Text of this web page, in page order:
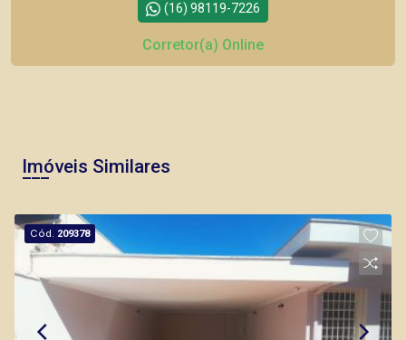
(16) 98119-7226
Corretor(a) Online
Thamiris Leandra Benevides
CRECI 270092 - Venda
Imóveis Similares
Cód. 209378